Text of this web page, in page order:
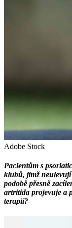
Adobe Stock
Pacientům s
klubů, jimž neulevují
podobě přesně
artritida projevuje a
terapií?